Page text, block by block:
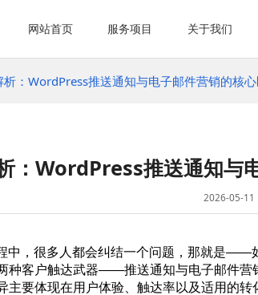
网站首页 服务项目 关于我们
析：WordPress推送通知与电子邮件营销的核
：WordPress推送通知与
2026-05-11
中，很多人都会纠结一个问题，那就是——
种客户触达武器——推送通知与电子邮件
要体现在用户体验、触达率以及适用的转